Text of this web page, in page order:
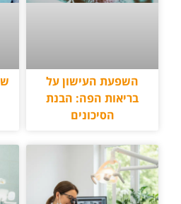
השפעת העישון על
בריאות הפה: הבנת
הסיכונים